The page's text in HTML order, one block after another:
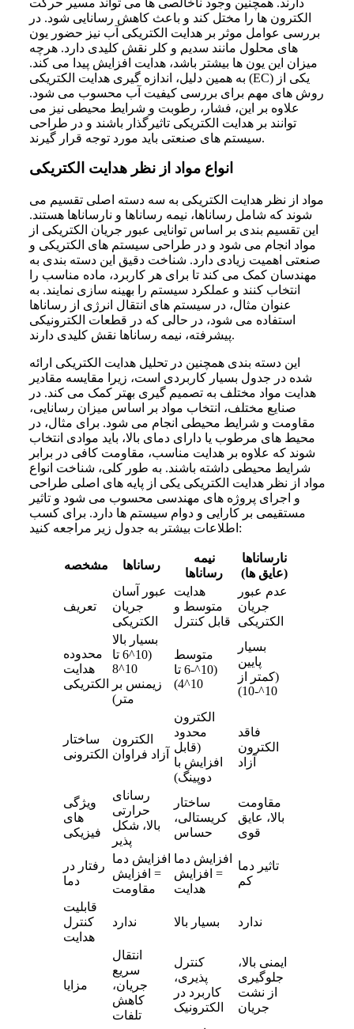
الکترون ها را مختل کند و باعث کاهش رسانایی شود. در
بررسی عوامل موثر بر هدایت الکتریکی آب نیز حضور یون
های محلول مانند سدیم و کلر نقش کلیدی دارد. هرچه
میزان این یون ها بیشتر باشد، هدایت افزایش پیدا می کند.
به همین دلیل، اندازه گیری هدایت الکتریکی (EC) یکی از
روش های مهم برای بررسی کیفیت آب محسوب می شود.
علاوه بر این، فشار، رطوبت و شرایط محیطی نیز می
توانند بر هدایت الکتریکی تاثیرگذار باشند و در طراحی
سیستم های صنعتی باید مورد توجه قرار گیرند.
انواع مواد از نظر هدایت الکتریکی
مواد از نظر هدایت الکتریکی به سه دسته اصلی تقسیم می
شوند که شامل رساناها، نیمه رساناها و نارساناها هستند.
این تقسیم بندی بر اساس توانایی عبور جریان الکتریکی از
مواد انجام می شود و در طراحی سیستم های الکتریکی و
صنعتی اهمیت زیادی دارد. شناخت دقیق این دسته بندی به
مهندسان کمک می کند تا برای هر کاربرد، ماده مناسب را
انتخاب کنند و عملکرد سیستم را بهینه سازی نمایند. به
عنوان مثال، در سیستم های انتقال انرژی از رساناها
استفاده می شود، در حالی که در قطعات الکترونیکی
پیشرفته، نیمه رساناها نقش کلیدی دارند.
این دسته بندی همچنین در تحلیل هدایت الکتریکی ارائه
شده در جدول بسیار کاربردی است، زیرا مقایسه مقادیر
هدایت مواد مختلف به تصمیم گیری بهتر کمک می کند. در
صنایع مختلف، انتخاب مواد بر اساس میزان رسانایی،
مقاومت و شرایط محیطی انجام می شود. برای مثال، در
محیط های مرطوب یا دارای دمای بالا، باید موادی انتخاب
شوند که علاوه بر هدایت مناسب، مقاومت کافی در برابر
شرایط محیطی داشته باشند. به طور کلی، شناخت انواع
مواد از نظر هدایت الکتریکی یکی از پایه های اصلی طراحی
و اجرای پروژه های مهندسی محسوب می شود و تاثیر
مستقیمی بر کارایی و دوام سیستم ها دارد. برای کسب
اطلاعات بیشتر به جدول زیر مراجعه کنید:
مشخصه رساناها
نیمه
رساناها
نارساناها
(عایق ها)
تعریف
عبور آسان
جریان
الکتریکی
هدایت
متوسط و
قابل کنترل
عدم عبور
جریان
الکتریکی
محدوده
هدایت
الکتریکی
بسیار بالا
(10^6 تا
10^8
زیمنس بر
متر)
متوسط
(10^-6 تا
10^4)
بسیار
پایین
(کمتر از
10^-10)
ساختار
الکترونی
الکترون
آزاد فراوان
الکترون
محدود
(قابل
افزایش با
دوپینگ)
فاقد
الکترون
آزاد
ویژگی
های
فیزیکی
رسانای
حرارتی
بالا، شکل
پذیر
ساختار
کریستالی،
حساس
مقاومت
بالا، عایق
قوی
رفتار در
دما
افزایش دما
= افزایش
مقاومت
افزایش دما
= افزایش
هدایت
تاثیر دما
کم
قابلیت
کنترل
هدایت
ندارد بسیار بالا ندارد
مزایا
انتقال
سریع
جریان،
کاهش
تلفات
کنترل
پذیری،
کاربرد در
الکترونیک
ایمنی بالا،
جلوگیری
از نشت
جریان